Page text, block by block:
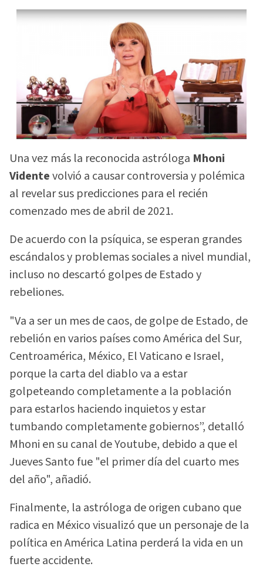
Una vez más la reconocida astróloga Mhoni
Videntevolvió a causar controversia y polémica
al revelar sus predicciones para el recién
comenzado mes de abril de 2021.
De acuerdo con la psíquica, se esperan grandes
escándalos y problemas sociales a nivel mundial,
incluso no descartó golpes de Estado y
rebeliones.
"Va a ser un mes de caos, de golpe de Estado, de
rebelión en varios países como América del Sur,
Centroamérica, México, El Vaticano e Israel,
porque la carta del diablo va a estar
golpeteando completamente a la población
para estarlos haciendo inquietos y estar
tumbando completamente gobiernos”, detalló
Mhoni en su canal de Youtube, debido a que el
Jueves Santo fue "el primer día del cuarto mes
del año", añadió.
Finalmente, la astróloga de origen cubano que
radica en México visualizó que un personaje de la
política en América Latina perderá la vida en un
fuerte accidente.